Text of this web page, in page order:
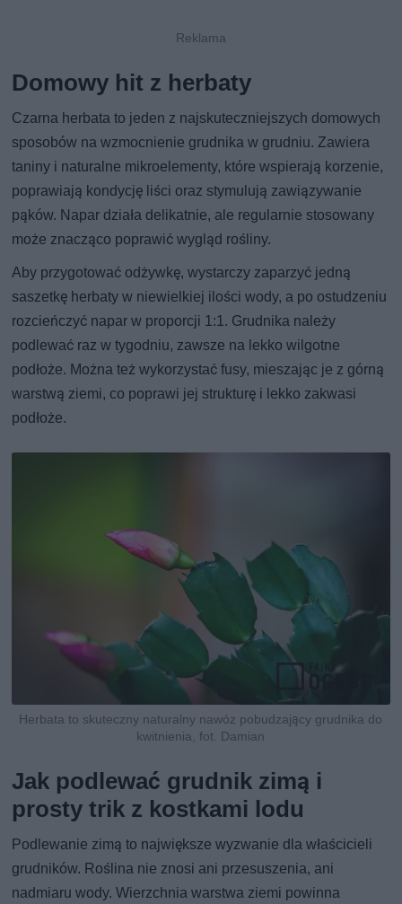
Domowy hit z herbaty
Czarna herbata to jeden z najskuteczniejszych domowych
sposobów na wzmocnienie grudnika w grudniu. Zawiera
taniny i naturalne mikroelementy, które wspierają korzenie,
poprawiają kondycję liści oraz stymulują zawiązywanie
pąków. Napar działa delikatnie, ale regularnie stosowany
może znacząco poprawić wygląd rośliny.
Aby przygotować odżywkę, wystarczy zaparzyć jedną
saszetkę herbaty w niewielkiej ilości wody, a po ostudzeniu
rozcieńczyć napar w proporcji 1:1. Grudnika należy
podlewać raz w tygodniu, zawsze na lekko wilgotne
podłoże. Można też wykorzystać fusy, mieszając je z górną
warstwą ziemi, co poprawi jej strukturę i lekko zakwasi
podłoże.
Herbata to skuteczny naturalny nawóz pobudzający grudnika do
kwitnienia, fot. Damian
Jak podlewać grudnik zimą i
prosty trik z kostkami lodu
Podlewanie zimą to największe wyzwanie dla właścicieli
grudników. Roślina nie znosi ani przesuszenia, ani
nadmiaru wody. Wierzchnia warstwa ziemi powinna